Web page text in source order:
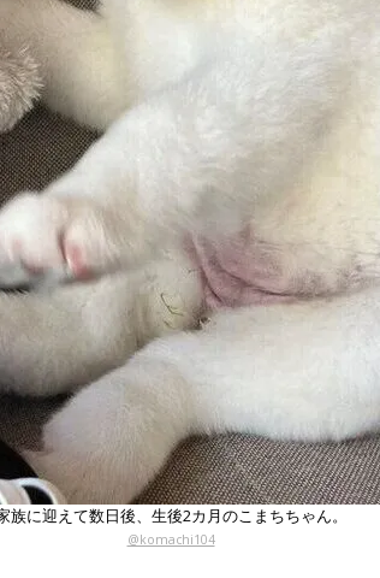
族に迎えて数日後、生後2カ月のこまちちゃん。
@komachi104